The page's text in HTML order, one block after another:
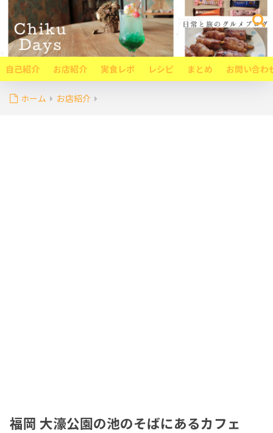
自己紹介 お店紹介 実食レポ レシピ まとめ お問い合わ
ホーム お店紹介
福岡 大濠公園の池のそばにあるカフェ